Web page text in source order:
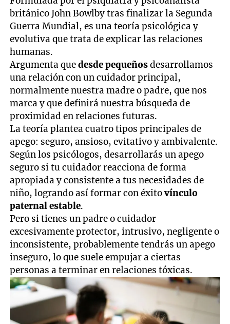
británico John Bowlby tras finalizar la Segunda
Guerra Mundial, es una teoría psicológica y
evolutiva que trata de explicar las relaciones
humanas.
Argumenta quedesde pequeñosdesarrollamos
una relación con un cuidador principal,
normalmente nuestra madre o padre, que nos
marca y que definirá nuestra búsqueda de
proximidad en relaciones futuras.
La teoría plantea cuatro tipos principales de
apego: seguro, ansioso, evitativo y ambivalente.
Según los psicólogos, desarrollarás un apego
seguro si tu cuidador reacciona de forma
apropiada y consistente a tus necesidades de
niño, logrando así formar con éxitovínculo
paternal estable.
Pero si tienes un padre o cuidador
excesivamente protector, intrusivo, negligente o
inconsistente, probablemente tendrás un apego
inseguro, lo que suele empujar a ciertas
personas a terminar en relaciones tóxicas.